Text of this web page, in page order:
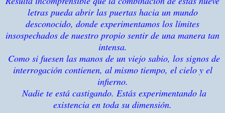
letras pueda abrir las puertas hacia un mundo
desconocido, donde experimentamos los límites
insospechados de nuestro propio sentir de una manera tan
intensa.
Como si fuesen las manos de un viejo sabio, los signos de
interrogación contienen, al mismo tiempo, el cielo y el
infierno.
Nadie te está castigando. Estás experimentando la
existencia en toda su dimensión.